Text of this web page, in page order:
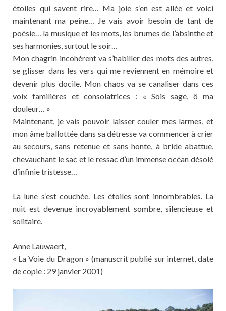
étoiles qui savent rire… Ma joie s’en est allée et voici
maintenant ma peine… Je vais avoir besoin de tant de
poésie… la musique et les mots, les brumes de l’absinthe et
ses harmonies, surtout le soir…
Mon chagrin incohérent va s’habiller des mots des autres,
se glisser dans les vers qui me reviennent en mémoire et
devenir plus docile. Mon chaos va se canaliser dans ces
voix familières et consolatrices : « Sois sage, ô ma
douleur… »
Maintenant, je vais pouvoir laisser couler mes larmes, et
mon âme ballottée dans sa détresse va commencer à crier
au secours, sans retenue et sans honte, à bride abattue,
chevauchant le sac et le ressac d’un immense océan désolé
d’infinie tristesse…
La lune s’est couchée. Les étoiles sont innombrables. La
nuit est devenue incroyablement sombre, silencieuse et
solitaire.
Anne Lauwaert,
« La Voie du Dragon » (manuscrit publié sur internet, date
de copie : 29 janvier 2001)